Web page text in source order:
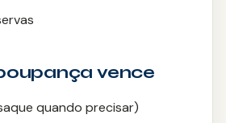
vence
quando precisar)